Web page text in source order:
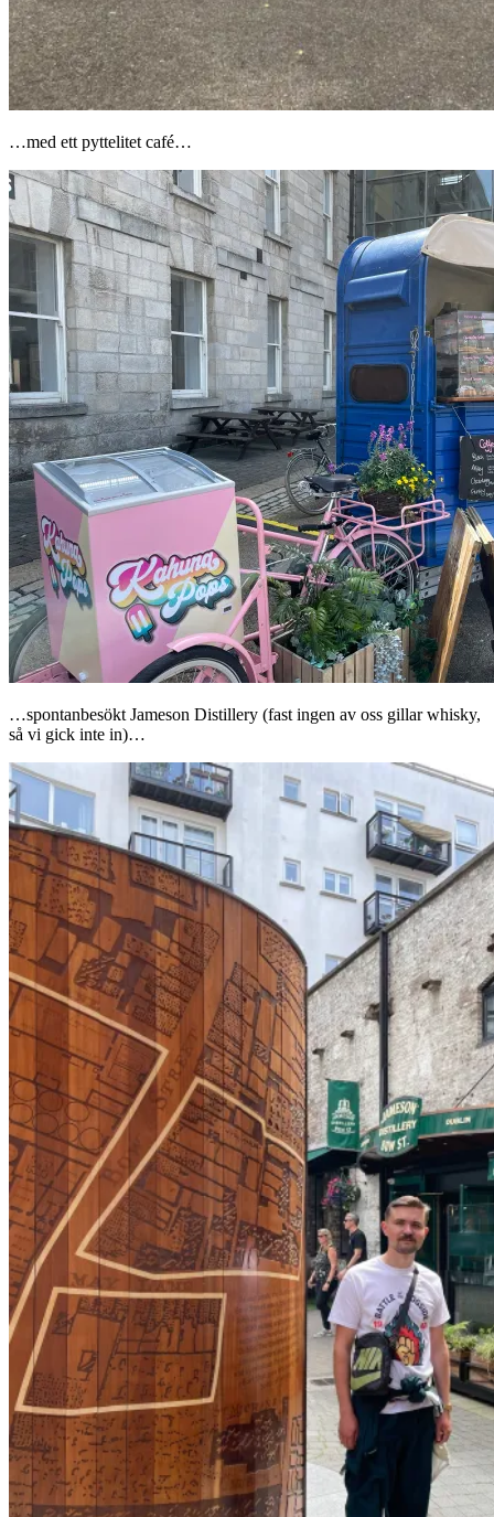
…med ett pyttelitet café…
…spontanbesökt Jameson Distillery (fast ingen av oss gillar whisky,
så vi gick inte in)…